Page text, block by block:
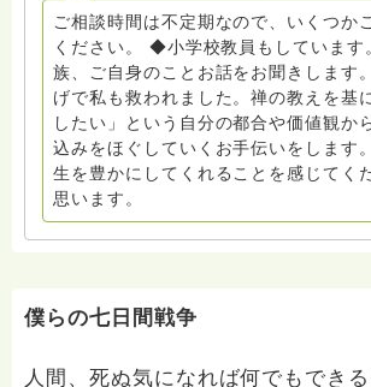
ません。その時に素直に聞けるか、回答
に聞くかで救われるかどうかが変わりま
くると思います。その時はご相談くださ
ご相談時間は不定期なので、いくつか
ください。 ◆小学校教員もしています
族、ご自身のことお話をお聞きします
げで私も救われました。禅の教えを基
したい」という自分の都合や価値観か
込みをほぐしていくお手伝いをします
生を豊かにしてくれることを感じてく
思います。
僕らの七日間戦争
人間、死ぬ気になれば何でもでき